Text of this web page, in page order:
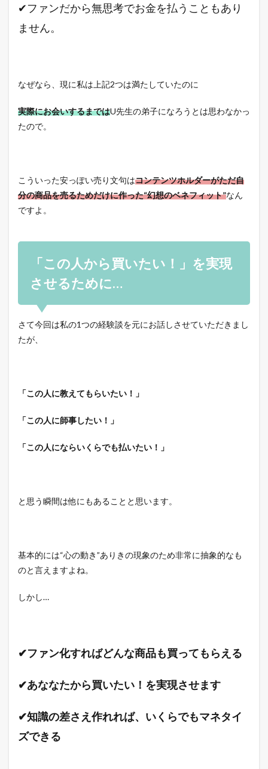
✔ファンだから無思考でお金を払うこともあり
ません。
なぜなら、現に私は上記2つは満たしていたのに
実際にお会いするまではU先生の弟子になろうとは思わなかっ
たので。
こういった安っぽい売り文句はコンテンツホルダーがただ自
分の商品を売るためだけに作った“幻想のベネフィット”なん
ですよ。
「この人から買いたい！」を実現
させるために…
さて今回は私の1つの経験談を元にお話しさせていただきまし
たが、
「この人に教えてもらいたい！」
「この人に師事したい！」
「この人にならいくらでも払いたい！」
と思う瞬間は他にもあることと思います。
基本的には“心の動き”ありきの現象のため非常に抽象的なも
のと言えますよね。
しかし…
✔ファン化すればどんな商品も買ってもらえる
✔あななたから買いたい！を実現させます
✔知識の差さえ作れれば、いくらでもマネタイ
ズできる